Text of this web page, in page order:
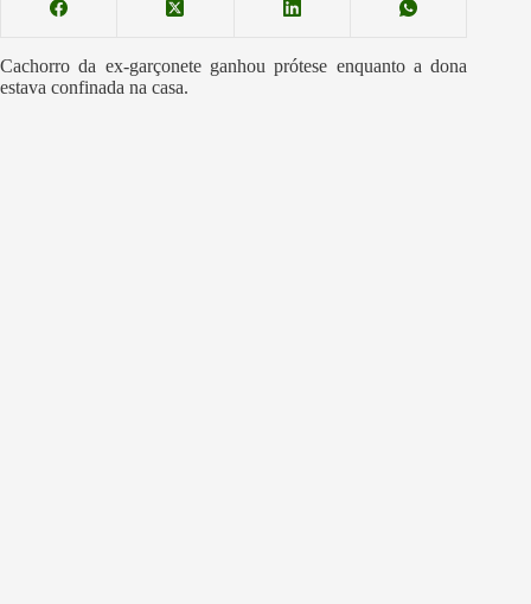
Cachorro da ex-garçonete ganhou prótese enquanto a dona
estava confinada na casa.